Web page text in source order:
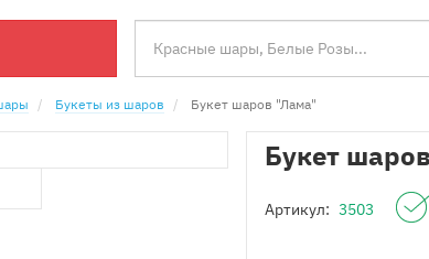
Букеты из шаров Букет шаров "Лама"
Букет
Артикул: 3503